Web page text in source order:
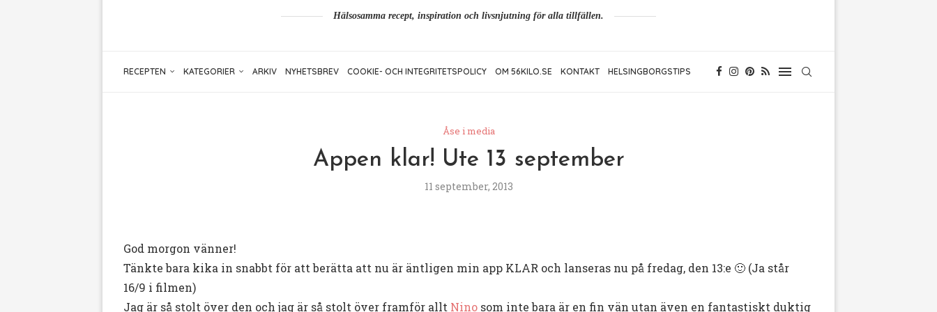
Hälsosamma recept, inspiration och livsnjutning för alla tillfällen.
RECEPTEN KATEGORIER ARKIV NYHETSBREV COOKIE- OCH INTEGRITETSPOLICY OM 56KILO.SE KONTAKT HELSINGBORGSTIPS
Åse i media
Appen klar! Ute 13 september
11 september, 2013
God morgon vänner!
Tänkte bara kika in snabbt för att berätta att nu är äntligen min app KLAR och lanseras nu på fredag, den 13:e 🙂 (Ja står
16/9 i filmen)
Jag är så stolt över den och jag är så stolt över framför allt Nino som inte bara är en fin vän utan även en fantastiskt duktig